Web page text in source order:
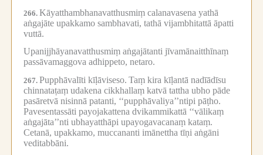
266. Kāyatthambhanavatthusmiṃ calanavasena yathā
aṅgajāte upakkamo sambhavati, tathā vijambhitattā āpatti
vuttā.
Upanijjhāyanavatthusmiṃ aṅgajātanti jīvamānaitthīnaṃ
passāvamaggova adhippeto, netaro.
267. Pupphāvalīti kīḷāviseso. Taṃ kira kīḷantā nadīādīsu
chinnataṭaṃ udakena cikkhallaṃ katvā tattha ubho pāde
pasāretvā nisinnā patanti, ‘‘pupphāvaliya’’ntipi pāṭho.
Pavesentassāti payojakattena dvikammikattā ‘‘vālikaṃ
aṅgajāta’’nti ubhayatthāpi upayogavacanaṃ kataṃ.
Cetanā, upakkamo, muccananti imānettha tīṇi aṅgāni
veditabbāni.